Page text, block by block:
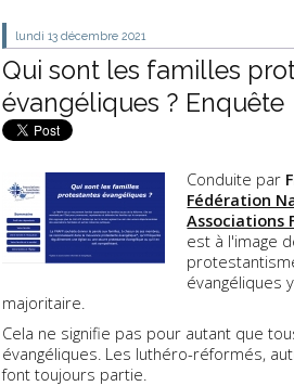
lundi 13 décembre 2021
Qui sont les familles
évangéliques ? Enquête
Conduite par
Fédération
Associations
est à l'image
évangéliques
majoritaire.
Cela ne signifie pas pour autant que
évangéliques. Les luthéro-réformés,
font toujours partie.